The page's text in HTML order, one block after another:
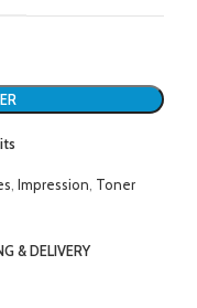
, Impression, Toner
& DELIVERY